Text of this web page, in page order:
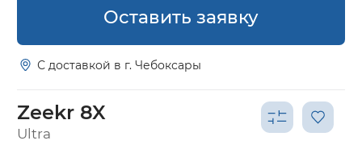
Оставить заявку
С доставкой в г. Чебоксары
Zeekr 8X
Ultra